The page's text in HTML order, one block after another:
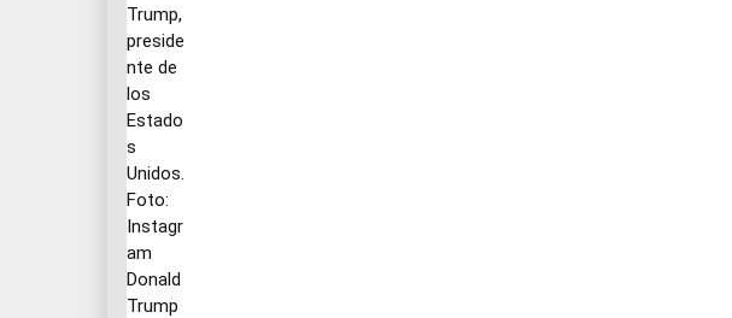
Trump,
preside
nte de
los
Estado
s
Unidos.
Foto:
Instagr
am
Donald
Trump